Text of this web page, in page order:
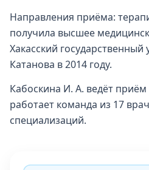
Направления приёма:
получила высшее
Хакасский
Катанова в 2014 году.
Кабоскина И. А. ведёт
работает команда из 17
специализаций.